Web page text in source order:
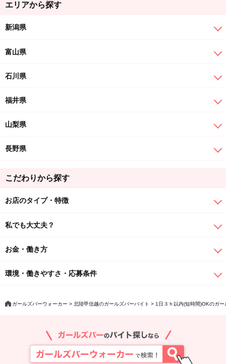
エリアから探す
新潟県
富山県
石川県
福井県
山梨県
長野県
こだわりから探す
お店のタイプ・特徴
私でも大丈夫？
お金・働き方
環境・働きやすさ・応募条件
ガールズバーウォーカー 北陸甲信越のガールズバーバイト 1日３ｈ以内(短時間)OKのガ